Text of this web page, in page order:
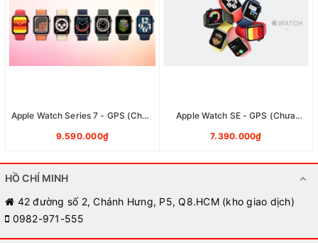
Apple Watch Series 7 - GPS (Chưa
9.590.000₫
Apple Watch SE - GPS (Chưa
7.390.000₫
HỒ CHÍ MINH
42 đường số 2, Chánh Hưng, P5, Q8.HCM (kho giao dịch)
0982-971-555